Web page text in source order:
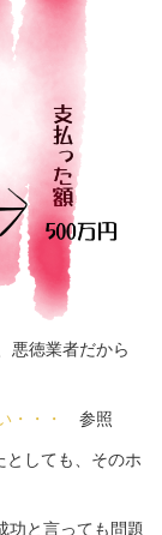
悪徳業者だから
・・・
参照
しても、そのホ
功と言っても問題